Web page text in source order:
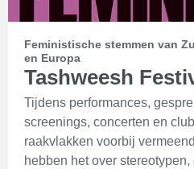
Feministische stemmen van
en Europa
Tashweesh
Tijdens performances,
screenings, concerten en
raakvlakken voorbij
hebben het over stereotypen,